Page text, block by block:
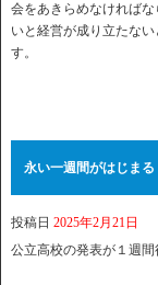
会をあきらめなければ
いと経営が成り立たな
す。
永い一週間がはじまる
投稿日 2025年2月21日
公立高校の発表が１週間